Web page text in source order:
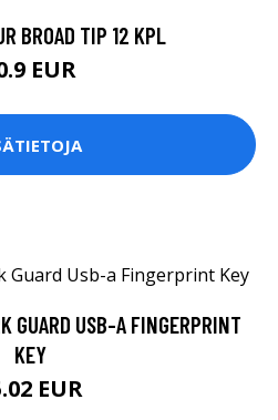
BROAD TIP 12 KPL
EUR
GUARD USB-A FINGERPRINT
KEY
EUR